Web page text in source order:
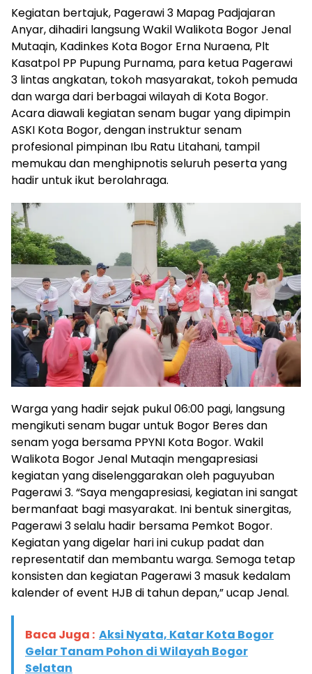
Kegiatan bertajuk, Pagerawi 3 Mapag Padjajaran
Anyar, dihadiri langsung Wakil Walikota Bogor Jenal
Mutaqin, Kadinkes Kota Bogor Erna Nuraena, Plt
Kasatpol PP Pupung Purnama, para ketua Pagerawi
3 lintas angkatan, tokoh masyarakat, tokoh pemuda
dan warga dari berbagai wilayah di Kota Bogor.
Acara diawali kegiatan senam bugar yang dipimpin
ASKI Kota Bogor, dengan instruktur senam
profesional pimpinan Ibu Ratu Litahani, tampil
memukau dan menghipnotis seluruh peserta yang
hadir untuk ikut berolahraga.
Warga yang hadir sejak pukul 06:00 pagi, langsung
mengikuti senam bugar untuk Bogor Beres dan
senam yoga bersama PPYNI Kota Bogor. Wakil
Walikota Bogor Jenal Mutaqin mengapresiasi
kegiatan yang diselenggarakan oleh paguyuban
Pagerawi 3. “Saya mengapresiasi, kegiatan ini sangat
bermanfaat bagi masyarakat. Ini bentuk sinergitas,
Pagerawi 3 selalu hadir bersama Pemkot Bogor.
Kegiatan yang digelar hari ini cukup padat dan
representatif dan membantu warga. Semoga tetap
konsisten dan kegiatan Pagerawi 3 masuk kedalam
kalender of event HJB di tahun depan,” ucap Jenal.
Baca Juga : Aksi Nyata, Katar Kota Bogor
Gelar Tanam Pohon di Wilayah Bogor
Selatan